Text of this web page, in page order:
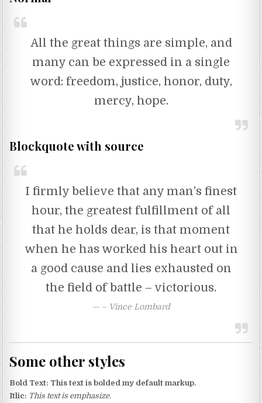
All the great things are simple, and
many can be expressed in a single
word: freedom, justice, honor, duty,
mercy, hope.
Blockquote with source
I firmly believe that any man’s finest
hour, the greatest fulfillment of all
that he holds dear, is that moment
when he has worked his heart out in
a good cause and lies exhausted on
the field of battle – victorious.
– Vince Lombard
Some other styles
Bold Text: This text is bolded my default markup.
Itlic: This text is emphasize.